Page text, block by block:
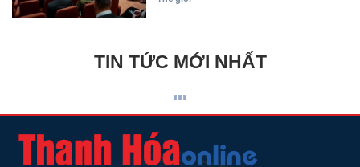
TIN TỨC MỚI NHẤT